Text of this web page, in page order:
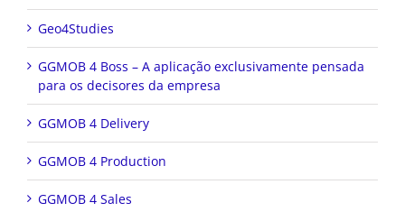
Geo4Studies
GGMOB 4 Boss – A aplicação exclusivamente pensada
para os decisores da empresa
GGMOB 4 Delivery
GGMOB 4 Production
GGMOB 4 Sales